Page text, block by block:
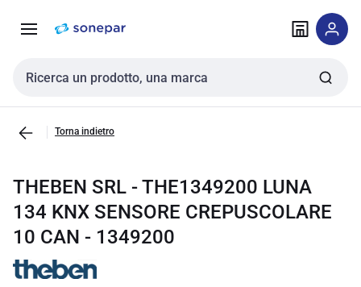
navigazione alla
Cerca input
Torna indietro
THEBEN SRL - THE1349200 LUNA
134 KNX SENSORE CREPUSCOLARE
10 CAN - 1349200